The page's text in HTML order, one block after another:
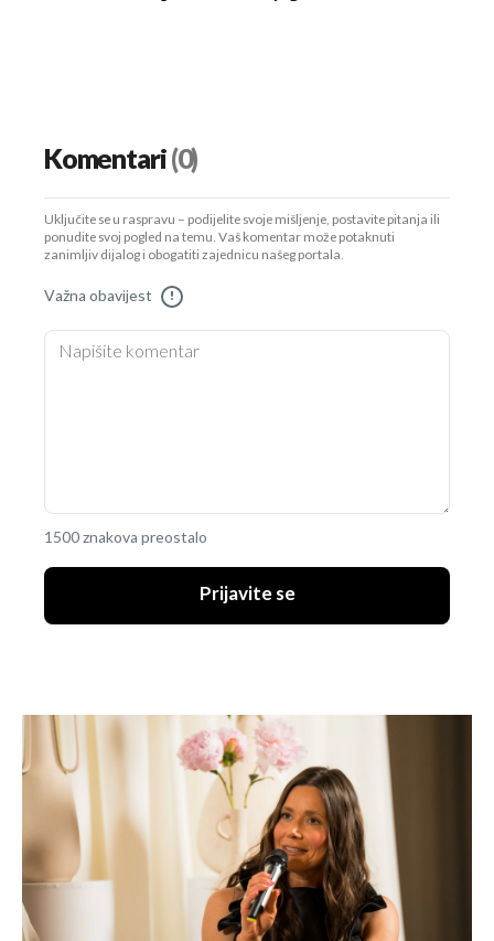
Komentari(0)
Uključite se u raspravu – podijelite svoje mišljenje, postavite pitanja ili
ponudite svoj pogled na temu. Vaš komentar može potaknuti
zanimljiv dijalog i obogatiti zajednicu našeg portala.
Važna obavijest !
1500 znakova preostalo
Prijavite se